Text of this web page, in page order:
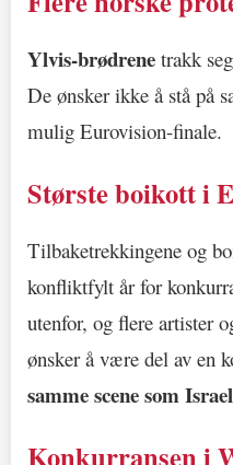
Ylvis-brødrene trakk
De ønsker ikke å stå på
mulig Eurovision-finale.
Største boikott i
Tilbaketrekkingene og
konfliktfylt år for
utenfor, og flere artister
ønsker å være del av en
samme scene som Israel
Konkurransen i